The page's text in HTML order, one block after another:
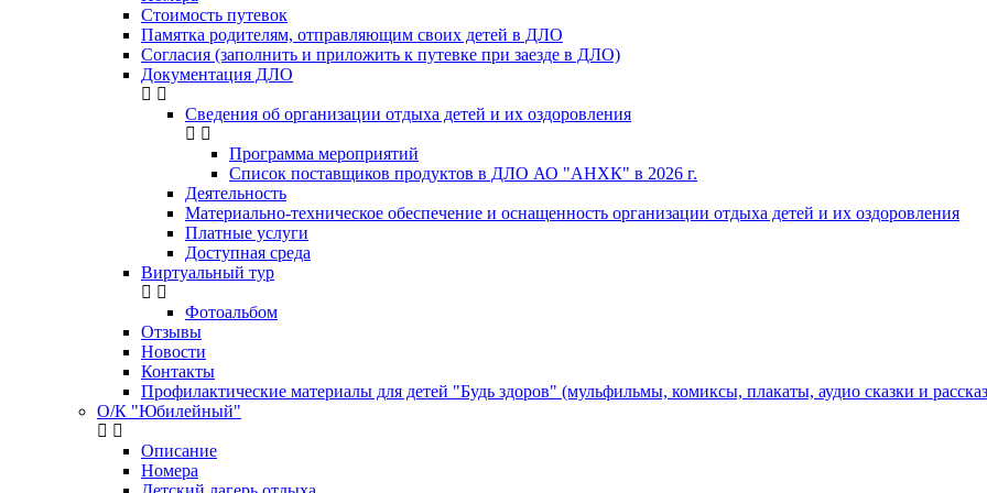
Стоимость путевок
Памятка родителям, отправляющим своих детей в ДЛО
Согласия (заполнить и приложить к путевке при заезде в ДЛО)
Документация ДЛО
Сведения об организации отдыха детей и их оздоровления
Программа мероприятий
Список поставщиков продуктов в ДЛО АО "АНХК" в 2026 г.
Деятельность
Материально-техническое обеспечение и оснащенность организации отдыха детей и их оздоровления
Платные услуги
Доступная среда
Виртуальный тур
Фотоальбом
Отзывы
Новости
Контакты
Профилактические материалы для детей "Будь здоров" (мульфильмы, комиксы, плакаты, аудио сказки и
О/К "Юбилейный"
Описание
Номера